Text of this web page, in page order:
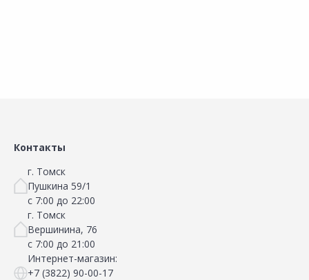
Контакты
г. Томск
Пушкина 59/1
с 7:00 до 22:00
г. Томск
Вершинина, 76
с 7:00 до 21:00
Интернет-магазин:
+7 (3822) 90-00-17